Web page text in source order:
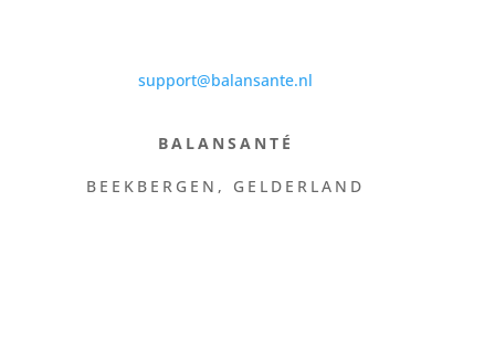
support@balansante.nl
BALANSANTÉ
BEEKBERGEN, GELDERLAND